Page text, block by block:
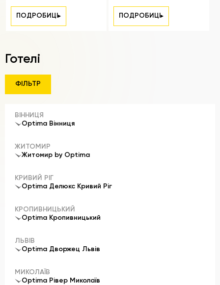
поєднуються історія,
затишок та сучасний
ПОДРОБИЦІ
ПОДРОБИЦІ
Готелі
ФІЛЬТР
ВІННИЦЯ
Optima Вінниця
ЖИТОМИР
Житомир by Optima
КРИВИЙ РІГ
Optima Делюкс Кривий Ріг
КРОПИВНИЦЬКИЙ
Optima Кропивницький
ЛЬВІВ
Optima Дворжец Львів
МИКОЛАЇВ
Optima Рівер Миколаїв